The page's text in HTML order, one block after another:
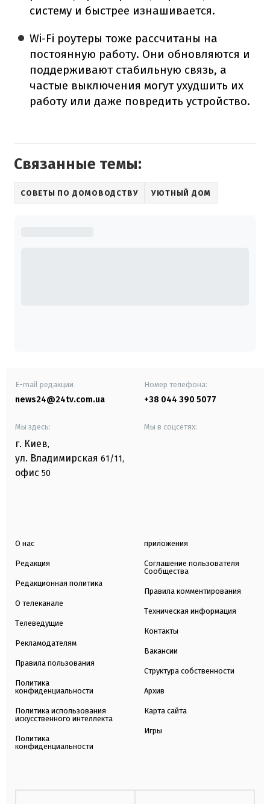
систему и быстрее изнашивается.
Wi-Fi роутеры тоже рассчитаны на
постоянную работу. Они обновляются и
поддерживают стабильную связь, а
частые выключения могут ухудшить их
работу или даже повредить устройство.
Связанные темы:
СОВЕТЫ ПО ДОМОВОДСТВУ УЮТНЫЙ ДОМ
E-mail редакции
news24@24tv.com.ua
Номер телефона:
+38 044 390 5077
Мы здесь:
г. Киев,
ул. Владимирская 61/11,
офис 50
Мы в соцсетях:
О нас
Редакция
Редакционная политика
О телеканале
Телеведущие
Рекламодателям
Правила пользования
Политика
конфиденциальности
Политика использования
искусственного интеллекта
Политика
конфиденциальности
приложения
Соглашение пользователя
Сообщества
Правила комментирования
Техническая информация
Контакты
Вакансии
Структура собственности
Архив
Карта сайта
Игры